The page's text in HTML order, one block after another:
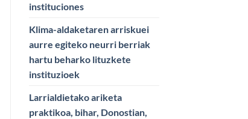
instituciones
Klima-aldaketaren arriskuei
aurre egiteko neurri berriak
hartu beharko lituzkete
instituzioek
Larrialdietako ariketa
praktikoa, bihar, Donostian,